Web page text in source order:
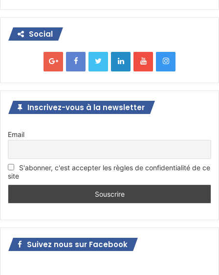
Social
Inscrivez-vous à la newsletter
Email
S'abonner, c'est accepter les règles de confidentialité de ce
site
Suivez nous sur Facebook